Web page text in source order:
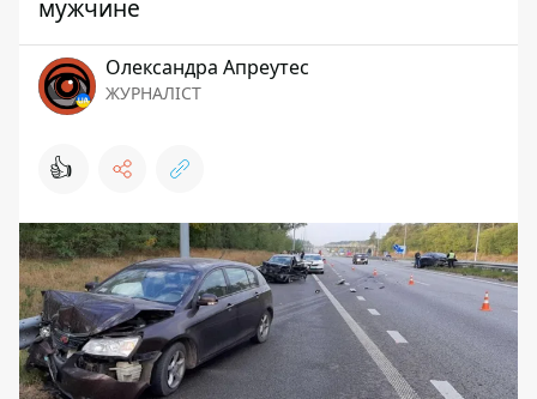
мужчине
Олександра Апреутес
ЖУРНАЛІСТ
👍